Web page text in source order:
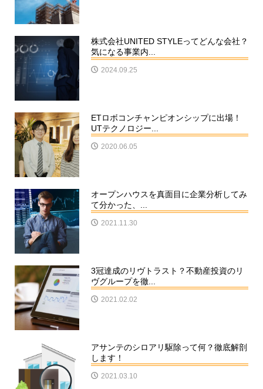
株式会社UNITED STYLEってどんな会社？
気になる事業内...
2024.09.25
ETロボコンチャンピオンシップに出場！
UTテクノロジー...
2020.06.05
オープンハウスを真面目に企業分析してみ
て分かった、...
2021.11.30
3冠達成のリヴトラスト？不動産投資のリ
ヴグループを徹...
2021.02.02
アサンテのシロアリ駆除って何？徹底解剖
します！
2021.03.10